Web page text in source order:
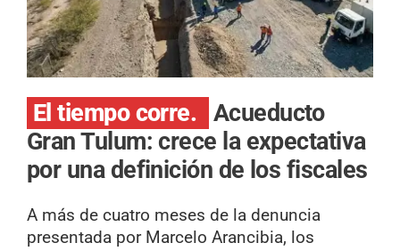
El tiempo corre. Acueducto
Gran Tulum: crece la expectativa
por una definición de los fiscales
A más de cuatro meses de la denuncia
presentada por Marcelo Arancibia, los